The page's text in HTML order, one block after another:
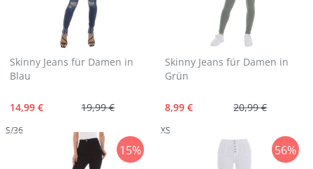
Skinny Jeans für Damen in
Blau
19,99 €
14,99 €
S/36
Skinny Jeans für Damen in
Grün
20,99 €
8,99 €
XS
15% 56%